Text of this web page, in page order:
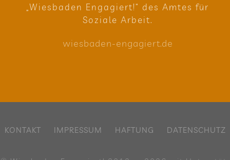
„Wies­ba­den Enga­giert!“ des Amtes für
Soziale Arbeit.
wies​ba​den​-enga​giert​.de
KON­TAKT IMPRES­SUM HAF­TUNG DATEN­SCHUTZ